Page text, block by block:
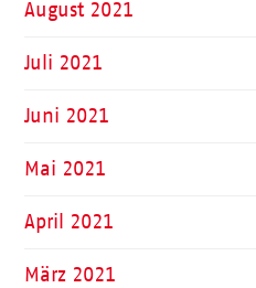
August 2021
Juli 2021
Juni 2021
Mai 2021
April 2021
März 2021